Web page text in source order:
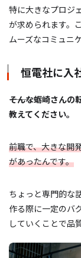
特に大きなプロジ
が求められます。
ムーズなコミュニ
恒電社に入
―――そんな蛎崎さん
教えてください。
前職で、大きな開
があったんです。
ちょっと専門的な
作る際に一定のバ
していくことで品